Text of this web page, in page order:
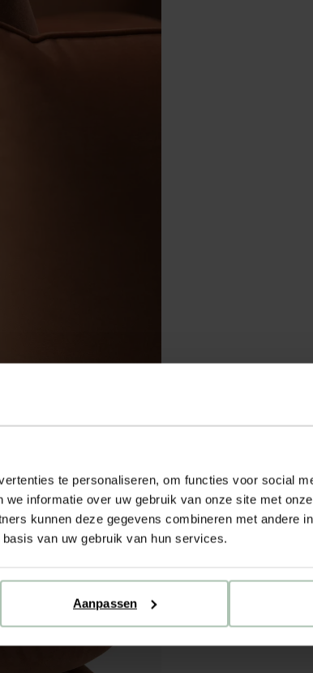
te personaliseren, om functies voor social
informatie over uw gebruik van onze site met
kunnen deze gegevens combineren met andere
van uw gebruik van hun services.
Aanpassen